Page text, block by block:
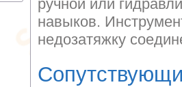
ручной или
навыков.
недозатяжку